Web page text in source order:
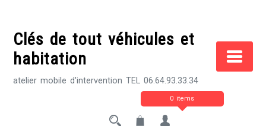
contentClés de tout véhicules et
habitation
atelier mobile d'intervention TEL 06.64.93.33.34
0 items